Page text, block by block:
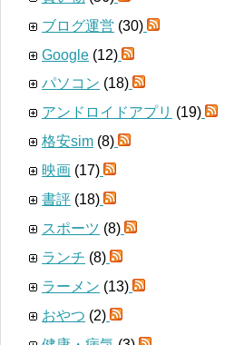
ブログ運営 (30)
Google (12)
パソコン (18)
アンドロイドアプリ (19)
格安sim (8)
映画 (17)
書評 (18)
スポーツ (8)
ランチ (8)
ラーメン (13)
おやつ (2)